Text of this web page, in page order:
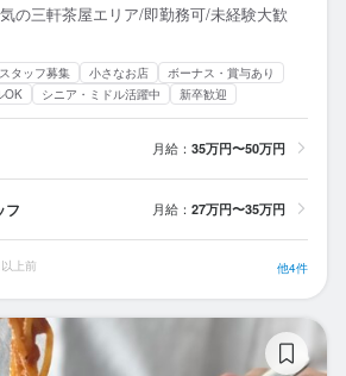
の三軒茶屋エリア/即勤務可/未経験大歓
タッフ募集 小さなお店
ボーナス・賞与あり
OK シニア・ミドル活躍中 新卒歓迎
月給： 35万円〜50万円
フ 月給： 27万円〜35万円
上前 他4件